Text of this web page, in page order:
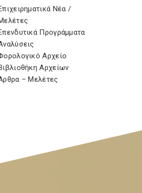
Νέα /
Προγράμματα
Αρχείο
Αρχείων
– Μελέτες